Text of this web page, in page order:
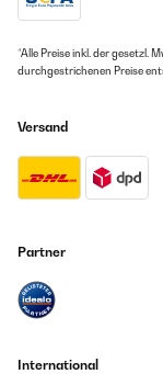
*Alle Preise inkl. der gesetzl.
durchgestrichenen Preise
Versand
Partner
International